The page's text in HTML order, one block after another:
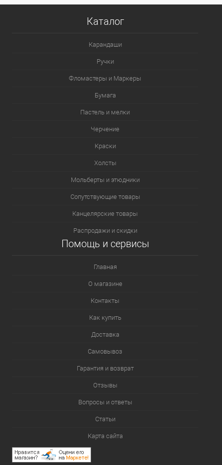
Каталог
Карандаши
Ручки
Фломастеры и Маркеры
Бумага
Пастель и мелки
Черчение
Краски
Холсты
Мольберты и этюдники
Сопутствующие товары
Канцелярские товары
Распродажи и скидки
Помощь и сервисы
Главная
О магазине
Контакты
Как купить
Доставка
Самовывоз
Гарантия и возврат
Отзывы
Вопросы и ответы
Статьи
Карта сайта